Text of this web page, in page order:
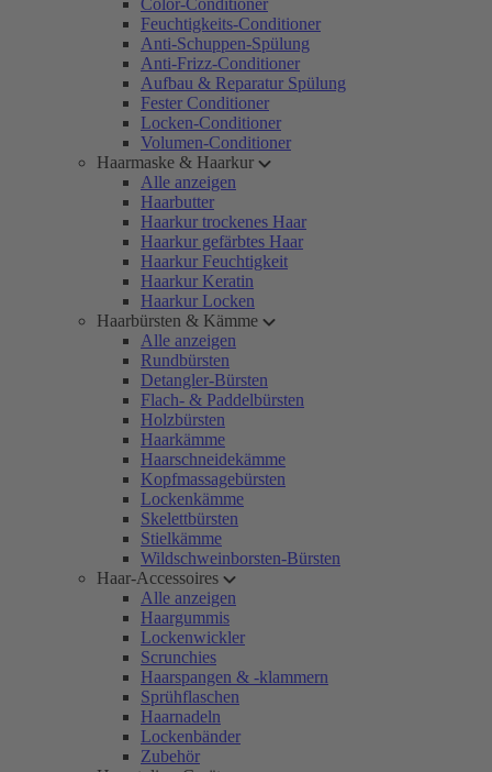
Color-Conditioner
Feuchtigkeits-Conditioner
Anti-Schuppen-Spülung
Anti-Frizz-Conditioner
Aufbau & Reparatur Spülung
Fester Conditioner
Locken-Conditioner
Volumen-Conditioner
Haarmaske & Haarkur
Alle anzeigen
Haarbutter
Haarkur trockenes Haar
Haarkur gefärbtes Haar
Haarkur Feuchtigkeit
Haarkur Keratin
Haarkur Locken
Haarbürsten & Kämme
Alle anzeigen
Rundbürsten
Detangler-Bürsten
Flach- & Paddelbürsten
Holzbürsten
Haarkämme
Haarschneidekämme
Kopfmassagebürsten
Lockenkämme
Skelettbürsten
Stielkämme
Wildschweinborsten-Bürsten
Haar-Accessoires
Alle anzeigen
Haargummis
Lockenwickler
Scrunchies
Haarspangen & -klammern
Sprühflaschen
Haarnadeln
Lockenbänder
Zubehör